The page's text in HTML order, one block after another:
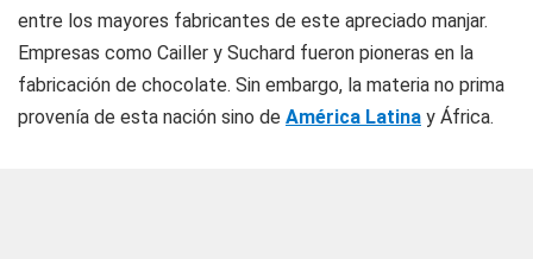
entre los mayores fabricantes de este apreciado manjar.
Empresas como Cailler y Suchard fueron pioneras en la
fabricación de chocolate. Sin embargo, la materia no prima
provenía de esta nación sino de América Latina y África.